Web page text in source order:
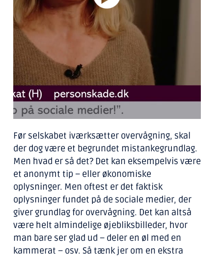
Før selskabet iværksætter overvågning, skal
der dog være et begrundet mistankegrundlag.
Men hvad er så det? Det kan eksempelvis være
et anonymt tip – eller økonomiske
oplysninger. Men oftest er det faktisk
oplysninger fundet på de sociale medier, der
giver grundlag for overvågning. Det kan altså
være helt almindelige øjebliksbilleder, hvor
man bare ser glad ud – deler en øl med en
kammerat – osv. Så tænk jer om en ekstra